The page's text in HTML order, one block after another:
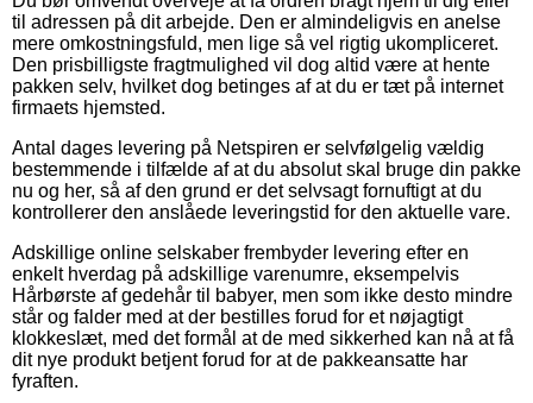
til adressen på dit arbejde. Den er almindeligvis en anelse
mere omkostningsfuld, men lige så vel rigtig ukompliceret.
Den prisbilligste fragtmulighed vil dog altid være at hente
pakken selv, hvilket dog betinges af at du er tæt på internet
firmaets hjemsted.
Antal dages levering på Netspiren er selvfølgelig vældig
bestemmende i tilfælde af at du absolut skal bruge din pakke
nu og her, så af den grund er det selvsagt fornuftigt at du
kontrollerer den anslåede leveringstid for den aktuelle vare.
Adskillige online selskaber frembyder levering efter en
enkelt hverdag på adskillige varenumre, eksempelvis
Hårbørste af gedehår til babyer, men som ikke desto mindre
står og falder med at der bestilles forud for et nøjagtigt
klokkeslæt, med det formål at de med sikkerhed kan nå at få
dit nye produkt betjent forud for at de pakkeansatte har
fyraften.